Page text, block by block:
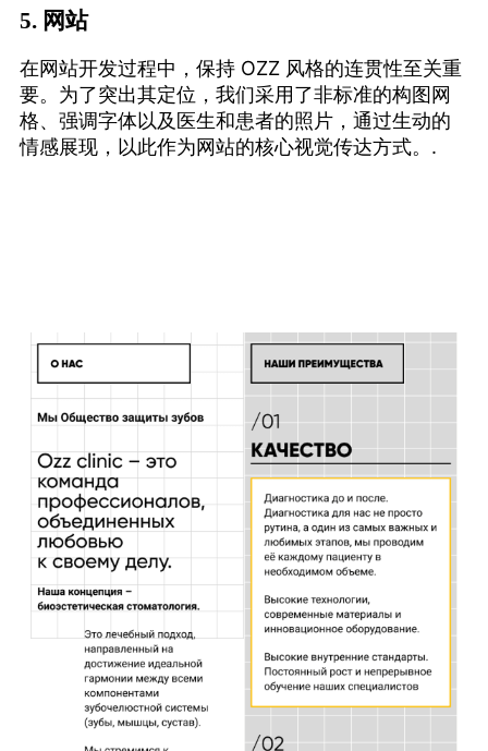
5. 网站
在网站开发过程中，保持 OZZ 风格的连贯性至关重
要。为了突出其定位，我们采用了非标准的构图网
格、强调字体以及医生和患者的照片，通过生动的
情感展现，以此作为网站的核心视觉传达方式。.